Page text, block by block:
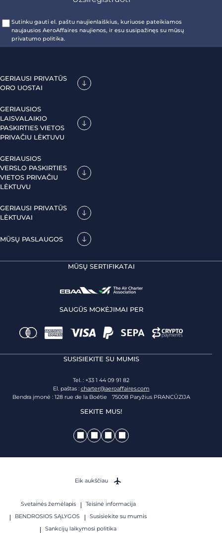
Sutinku gauti el. paštu naujienlaiškius, kuriuose pateikiamos
naujausios AeroAffaires naujienos, ir esu susipažinęs su mūsų
privatumo politika.
GERIAUSI PRIVATŪS
ORO UOSTAI
GERIAUSIOS
LAISVALAIKIO
PASKIRTIES VIETOS
PRIVAČIU LĖKTUVU
GERIAUSIOS
VERSLO PASKIRTIES
VIETOS PRIVAČIU
LĖKTUVU
GERIAUSI PRIVATŪS
LĖKTUVAI
MŪSŲ PASLAUGOS
MŪSŲ SERTIFIKATAI
SAUGŪS MOKĖJIMAI PER
SUSISIEKITE SU MUMIS
Tel. : +33 1 44 09 91 82
El. paštas : charter@aeroaffaires.com
Bendra įmonė : 128 rue de la Boétie 75008 Paryžius PRANCŪZIJA
SEKITE MUS!
Svetainės žemėlapis
Teisinė informacija
BENDROSIOS SĄLYGOS
Susisiekite su mumis
Sankcijų laikymosi politika
Eik aukščiau